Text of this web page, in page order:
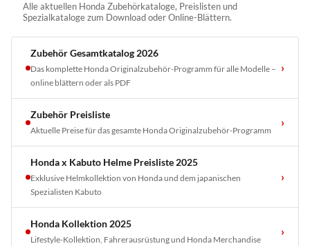
Alle aktuellen Honda Zubehörkataloge, Preislisten und
Spezialkataloge zum Download oder Online-Blättern.
Zubehör Gesamtkatalog 2026
Das komplette Honda Originalzubehör-Programm für alle Modelle –
online blättern oder als PDF
›
Zubehör Preisliste
Aktuelle Preise für das gesamte Honda Originalzubehör-Programm
›
Honda x Kabuto Helme Preisliste 2025
Exklusive Helmkollektion von Honda und dem japanischen
Spezialisten Kabuto
›
Honda Kollektion 2025
Lifestyle-Kollektion, Fahrerausrüstung und Honda Merchandise
›